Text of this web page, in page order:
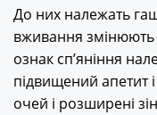
До них належать
вживання змінюють
ознак сп’яніння
підвищений апетит
очей і розширені